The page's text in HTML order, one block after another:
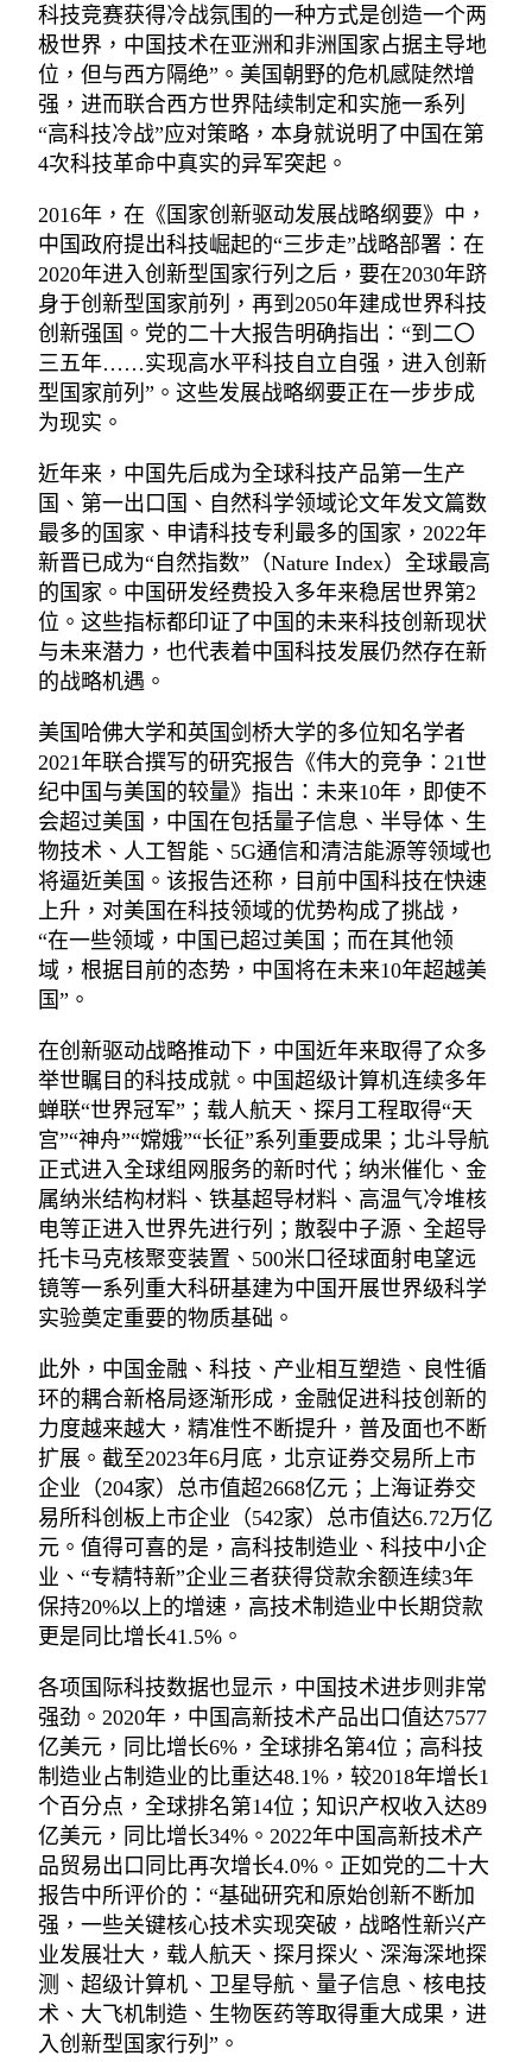
科技竞赛获得冷战氛围的一种方式是创造一个两
极世界，中国技术在亚洲和非洲国家占据主导地
位，但与西方隔绝”。美国朝野的危机感陡然增
强，进而联合西方世界陆续制定和实施一系列
“高科技冷战”应对策略，本身就说明了中国在第
4次科技革命中真实的异军突起。
2016年，在《国家创新驱动发展战略纲要》中，
中国政府提出科技崛起的“三步走”战略部署：在
2020年进入创新型国家行列之后，要在2030年跻
身于创新型国家前列，再到2050年建成世界科技
创新强国。党的二十大报告明确指出：“到二〇
三五年……实现高水平科技自立自强，进入创新
型国家前列”。这些发展战略纲要正在一步步成
为现实。
近年来，中国先后成为全球科技产品第一生产
国、第一出口国、自然科学领域论文年发文篇数
最多的国家、申请科技专利最多的国家，2022年
新晋已成为“自然指数”（Nature Index）全球最高
的国家。中国研发经费投入多年来稳居世界第2
位。这些指标都印证了中国的未来科技创新现状
与未来潜力，也代表着中国科技发展仍然存在新
的战略机遇。
美国哈佛大学和英国剑桥大学的多位知名学者
2021年联合撰写的研究报告《伟大的竞争：21世
纪中国与美国的较量》指出：未来10年，即使不
会超过美国，中国在包括量子信息、半导体、生
物技术、人工智能、5G通信和清洁能源等领域也
将逼近美国。该报告还称，目前中国科技在快速
上升，对美国在科技领域的优势构成了挑战，
“在一些领域，中国已超过美国；而在其他领
域，根据目前的态势，中国将在未来10年超越美
国”。
在创新驱动战略推动下，中国近年来取得了众多
举世瞩目的科技成就。中国超级计算机连续多年
蝉联“世界冠军”；载人航天、探月工程取得“天
宫”“神舟”“嫦娥”“长征”系列重要成果；北斗导航
正式进入全球组网服务的新时代；纳米催化、金
属纳米结构材料、铁基超导材料、高温气冷堆核
电等正进入世界先进行列；散裂中子源、全超导
托卡马克核聚变装置、500米口径球面射电望远
镜等一系列重大科研基建为中国开展世界级科学
实验奠定重要的物质基础。
此外，中国金融、科技、产业相互塑造、良性循
环的耦合新格局逐渐形成，金融促进科技创新的
力度越来越大，精准性不断提升，普及面也不断
扩展。截至2023年6月底，北京证券交易所上市
企业（204家）总市值超2668亿元；上海证券交
易所科创板上市企业（542家）总市值达6.72万亿
元。值得可喜的是，高科技制造业、科技中小企
业、“专精特新”企业三者获得贷款余额连续3年
保持20%以上的增速，高技术制造业中长期贷款
更是同比增长41.5%。
各项国际科技数据也显示，中国技术进步则非常
强劲。2020年，中国高新技术产品出口值达7577
亿美元，同比增长6%，全球排名第4位；高科技
制造业占制造业的比重达48.1%，较2018年增长1
个百分点，全球排名第14位；知识产权收入达89
亿美元，同比增长34%。2022年中国高新技术产
品贸易出口同比再次增长4.0%。正如党的二十大
报告中所评价的：“基础研究和原始创新不断加
强，一些关键核心技术实现突破，战略性新兴产
业发展壮大，载人航天、探月探火、深海深地探
测、超级计算机、卫星导航、量子信息、核电技
术、大飞机制造、生物医药等取得重大成果，进
入创新型国家行列”。